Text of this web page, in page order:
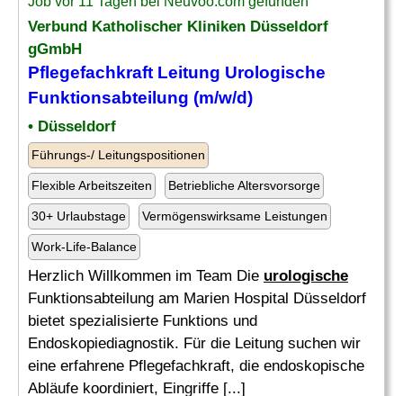
Verbund Katholischer Kliniken Düsseldorf
gGmbH
Pflegefachkraft Leitung Urologische
Funktionsabteilung (m/w/d)
• Düsseldorf
Führungs-/ Leitungspositionen
Flexible Arbeitszeiten Betriebliche Altersvorsorge
30+ Urlaubstage Vermögenswirksame Leistungen
Work-Life-Balance
Herzlich Willkommen im Team Die urologische
Funktionsabteilung am Marien Hospital Düsseldorf
bietet spezialisierte Funktions und
Endoskopiediagnostik. Für die Leitung suchen wir
eine erfahrene Pflegefachkraft, die endoskopische
Abläufe koordiniert, Eingriffe [...]